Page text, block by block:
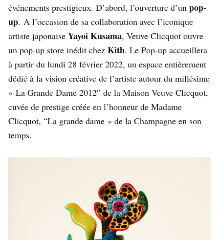
événements prestigieux. D’abord, l’ouverture d’un pop-
up. A l’occasion de sa collaboration avec l’iconique
artiste japonaise Yayoi Kusama, Veuve Clicquot ouvre
un pop-up store inédit chez Kith. Le Pop-up accueillera
à partir du lundi 28 février 2022, un espace entièrement
dédié à la vision créative de l’artiste autour du millésime
« La Grande Dame 2012″ de la Maison Veuve Clicquot,
cuvée de prestige créée en l’honneur de Madame
Clicquot, “La grande dame » de la Champagne en son
temps.